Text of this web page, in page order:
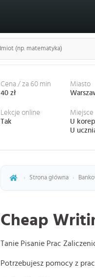
Cena / za 60 min
40 zł
Lekcje online
Tak
Miasto
Miejsce
U
U
› Strona główna ›
Cheap
Tanie Pisanie Prac
Potrzebujesz pomocy z